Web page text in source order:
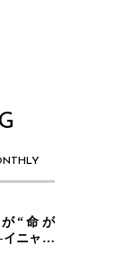
“命が
ニャリ
未聞の